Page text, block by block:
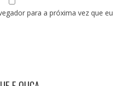
para a próxima vez que eu